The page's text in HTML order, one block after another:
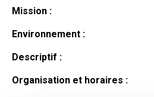
Mission :
Environnement :
Descriptif :
Organisation et horaires :